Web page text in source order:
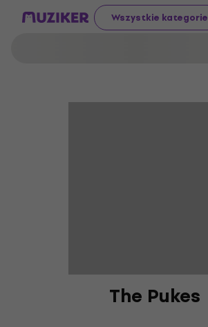
Wszystkie kategorie
The Pukes